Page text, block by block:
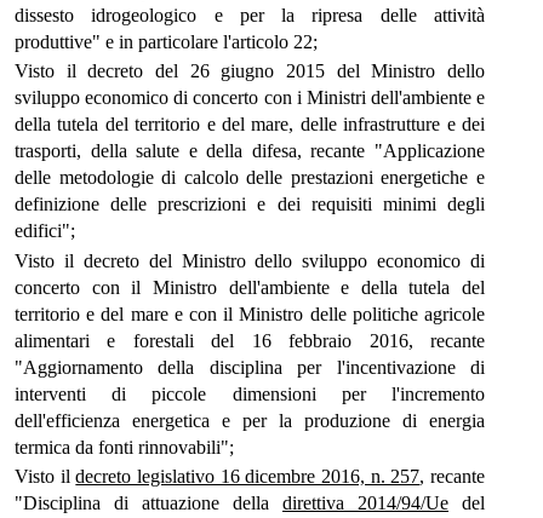
dissesto idrogeologico e per la ripresa delle attività
produttive" e in particolare l'articolo 22;
Visto il decreto del 26 giugno 2015 del Ministro dello
sviluppo economico di concerto con i Ministri dell'ambiente e
della tutela del territorio e del mare, delle infrastrutture e dei
trasporti, della salute e della difesa, recante "Applicazione
delle metodologie di calcolo delle prestazioni energetiche e
definizione delle prescrizioni e dei requisiti minimi degli
edifici";
Visto il decreto del Ministro dello sviluppo economico di
concerto con il Ministro dell'ambiente e della tutela del
territorio e del mare e con il Ministro delle politiche agricole
alimentari e forestali del 16 febbraio 2016, recante
"Aggiornamento della disciplina per l'incentivazione di
interventi di piccole dimensioni per l'incremento
dell'efficienza energetica e per la produzione di energia
termica da fonti rinnovabili";
Visto ildecreto legislativo 16 dicembre 2016, n. 257, recante
"Disciplina di attuazione della direttiva 2014/94/Ue del